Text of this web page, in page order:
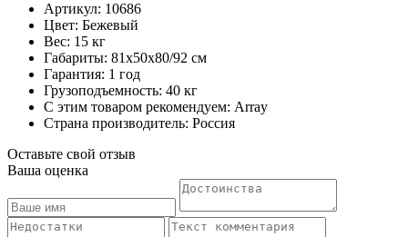
Артикул: 10686
Цвет: Бежевый
Вес: 15 кг
Габариты: 81х50х80/92 см
Гарантия: 1 год
Грузоподъемность: 40 кг
С этим товаром рекомендуем: Array
Страна производитель: Россия
Оставьте свой отзыв
Ваша оценка